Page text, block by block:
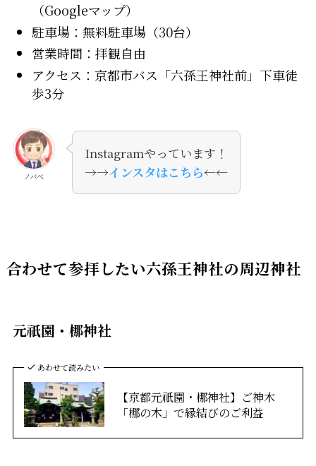
（Googleマップ）
駐車場：無料駐車場（30台）
営業時間：拝観自由
アクセス：京都市バス「六孫王神社前」下車徒
歩3分
ノバべ
Instagramやっています！
→→インスタはこちら←←
合わせて参拝したい六孫王神社の周辺神社
元祇園・梛神社
あわせて読みたい
【京都元祇園・梛神社】ご神木
「梛の木」で縁結びのご利益